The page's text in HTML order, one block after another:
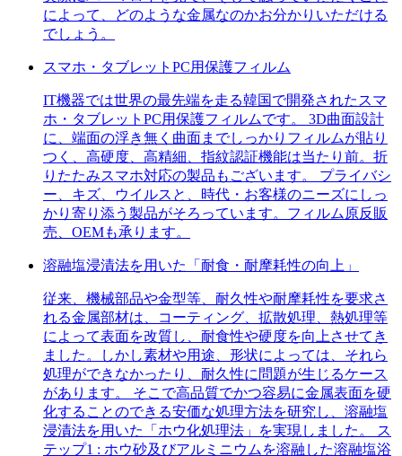
によって、どのような金属なのかお分かりいただける
でしょう。
スマホ・タブレットPC用保護フィルム
IT機器では世界の最先端を走る韓国で開発されたスマ
ホ・タブレットPC用保護フィルムです。 3D曲面設計
に、端面の浮き無く曲面までしっかりフィルムが貼り
つく、高硬度、高精細、指紋認証機能は当たり前。折
りたたみスマホ対応の製品もございます。 プライバシ
ー、キズ、ウイルスと、時代・お客様のニーズにしっ
かり寄り添う製品がそろっています。フィルム原反販
売、OEMも承ります。
溶融塩浸漬法を用いた「耐食・耐摩耗性の向上」
従来、機械部品や金型等、耐久性や耐摩耗性を要求さ
れる金属部材は、コーティング、拡散処理、熱処理等
によって表面を改質し、耐食性や硬度を向上させてき
ました。しかし素材や用途、形状によっては、それら
処理ができなかったり、耐久性に問題が生じるケース
があります。 そこで高品質でかつ容易に金属表面を硬
化することのできる安価な処理方法を研究し、溶融塩
浸漬法を用いた「ホウ化処理法」を実現しました。 ス
テップ1 : ホウ砂及びアルミニウムを溶融した溶融塩浴